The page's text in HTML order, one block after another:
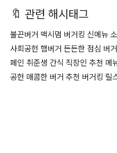
🔖 관련 해시태그
불끈버거 맥시멈 버거킹 신메뉴
사회공헌 햄버거 든든한 점심 버
페인 취준생 간식 직장인 추천 메
공헌 매콤한 버거 추천 버거킹 릴